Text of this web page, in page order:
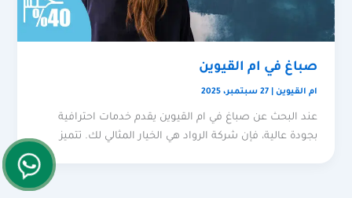
صباغ في ام القيوين
ام القيوين |27 سبتمبر، 2025
عند البحث عن صباغ في ام القيوين يقدم خدمات احترافية
بجودة عالية، فإن شركة الرواد هي الخيار المثالي لك. تتميز